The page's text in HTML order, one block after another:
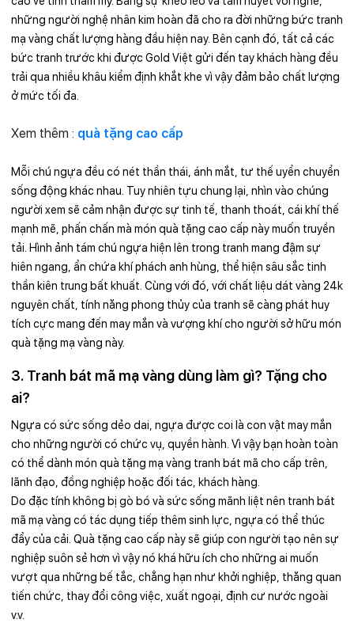
những người nghệ nhân kim hoàn đã cho ra đời những bức tranh
mạ vàng chất lượng hàng đầu hiện nay. Bên cạnh đó, tất cả các
bức tranh trước khi được Gold Việt gửi đến tay khách hàng đều
trải qua nhiều khâu kiểm định khắt khe vì vậy đảm bảo chất lượng
ở mức tối đa.
Xem thêm : quà tặng cao cấp
Mỗi chú ngựa đều có nét thần thái, ánh mắt, tư thế uyển chuyển
sống động khác nhau. Tuy nhiên tựu chung lại, nhìn vào chúng
người xem sẽ cảm nhận được sự tinh tế, thanh thoát, cái khí thế
mạnh mẽ, phấn chấn mà món quà tặng cao cấp này muốn truyền
tải. Hình ảnh tám chú ngựa hiện lên trong tranh mang đậm sự
hiên ngang, ẩn chứa khí phách anh hùng, thể hiện sâu sắc tinh
thần kiên trung bất khuất. Cùng với đó, với chất liệu dát vàng 24k
nguyên chất, tính năng phong thủy của tranh sẽ càng phát huy
tích cực mang đến may mắn và vượng khí cho người sở hữu món
quà tặng mạ vàng này.
3. Tranh bát mã mạ vàng dùng làm gì? Tặng cho
ai?
Ngựa có sức sống dẻo dai, ngựa được coi là con vật may mắn
cho những người có chức vụ, quyền hành. Vì vậy bạn hoàn toàn
có thể dành món quà tặng mạ vàng tranh bát mã cho cấp trên,
lãnh đạo, đồng nghiệp hoặc đối tác, khách hàng.
Do đặc tính không bị gò bó và sức sống mãnh liệt nên tranh bát
mã mạ vàng có tác dụng tiếp thêm sinh lực, ngựa có thể thúc
đẩy của cải. Quà tặng cao cấp này sẽ giúp con người tạo nên sự
nghiệp suôn sẻ hơn vì vậy nó khá hữu ích cho những ai muốn
vượt qua những bế tắc, chẳng hạn như khởi nghiệp, thăng quan
tiến chức, thay đổi công việc, xuất ngoại, định cư nước ngoài
v.v.